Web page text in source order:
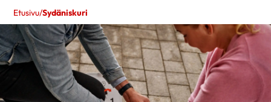
Etusivu/Sydäniskuri